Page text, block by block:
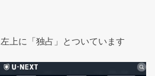
上に「独占」とついています